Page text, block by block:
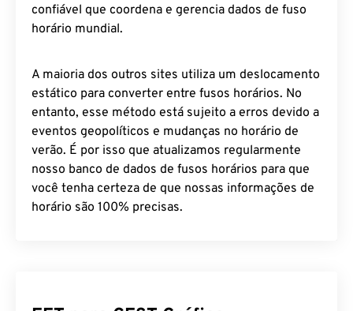
confiável que coordena e gerencia dados de fuso
horário mundial.
A maioria dos outros sites utiliza um deslocamento
estático para converter entre fusos horários. No
entanto, esse método está sujeito a erros devido a
eventos geopolíticos e mudanças no horário de
verão. É por isso que atualizamos regularmente
nosso banco de dados de fusos horários para que
você tenha certeza de que nossas informações de
horário são 100% precisas.